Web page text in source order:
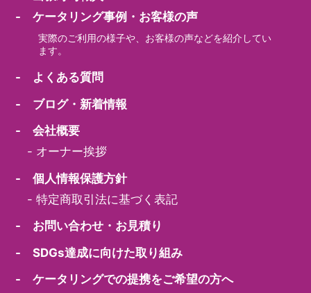
- ケータリング事例・お客様の声
実際のご利用の様子や、お客様の声などを紹介してい
ます。
- よくある質問
- ブログ・新着情報
- 会社概要
- オーナー挨拶
- 個人情報保護方針
-特定商取引法に基づく表記
- お問い合わせ・お見積り
- SDGs達成に向けた取り組み
- ケータリングでの提携をご希望の方へ